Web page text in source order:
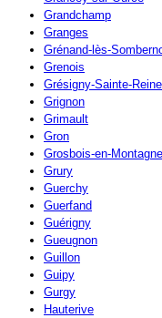
Grandchamp
Granges
Grénand-lès-
Grenois
Grésigny-Sainte-Reine
Grignon
Grimault
Gron
Grosbois-en-Montagne
Grury
Guerchy
Guerfand
Guérigny
Gueugnon
Guillon
Guipy
Gurgy
Hauterive